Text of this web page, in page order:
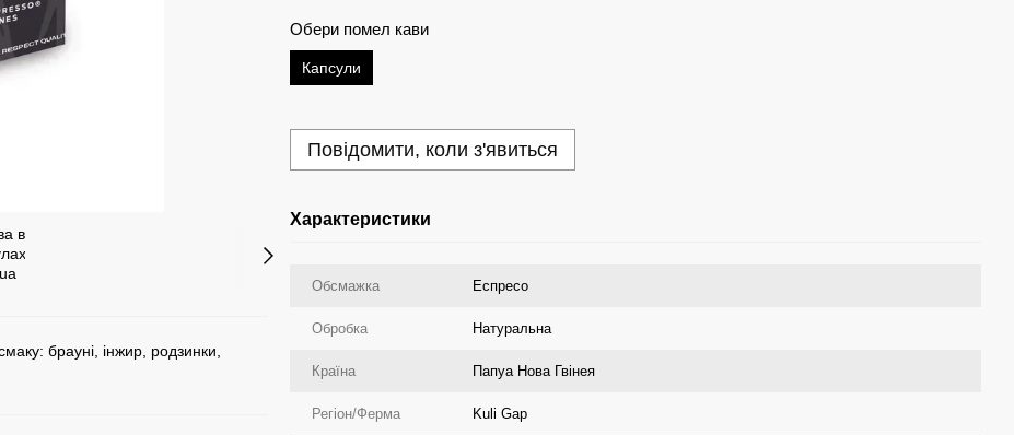
брауні, інжир, родзинки,
Обери помел кави
Капсули
Повідомити, коли з'явиться
Характеристики
Обсмажка Еспресо
Обробка Натуральна
Країна Папуа Нова Гвінея
Регіон/Ферма Kuli Gap